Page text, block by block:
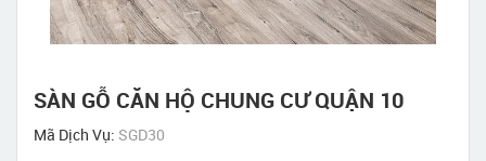
SÀN GỖ CĂN HỘ CHUNG CƯ QUẬN 10
Mã Dịch Vụ: SGD30